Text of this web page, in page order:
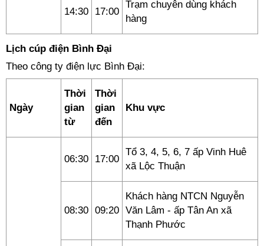
14:30 17:00
Trạm chuyên dùng khách
hàng
Lịch cúp điện Bình Đại
Theo công ty điện lực Bình Đại:
Ngày
Thời
gian
từ
Thời
gian
đến
Khu vực
06:30 17:00
Tổ 3, 4, 5, 6, 7 ấp Vinh Huê
xã Lộc Thuận
08:30 09:20
Khách hàng NTCN Nguyễn
Văn Lâm - ấp Tân An xã
Thạnh Phước